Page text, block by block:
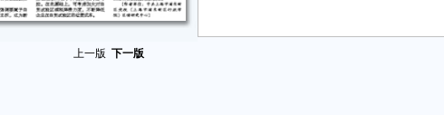
上一版 下一版